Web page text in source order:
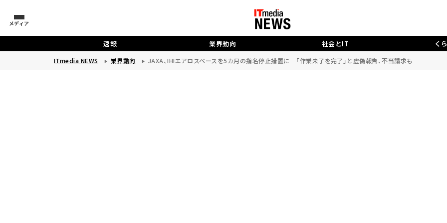
メディア
速報 業界動向 社会とIT く
ITmedia NEWS 業界動向 JAXA、IHIエアロスペースを5カ月の指名停止措置に 「作業未了を完了」と虚偽報告、不当請求も